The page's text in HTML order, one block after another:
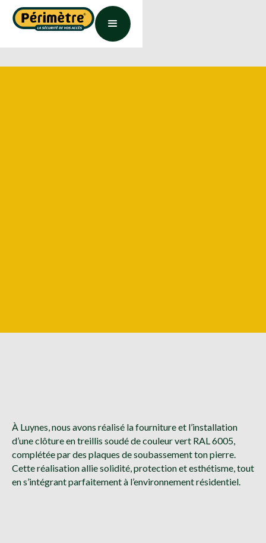
À Luynes, nous avons réalisé la fourniture et l’installation
d’une clôture en treillis soudé de couleur vert RAL 6005,
complétée par des plaques de soubassement ton pierre.
Cette réalisation allie solidité, protection et esthétisme, tout
en s’intégrant parfaitement à l’environnement résidentiel.